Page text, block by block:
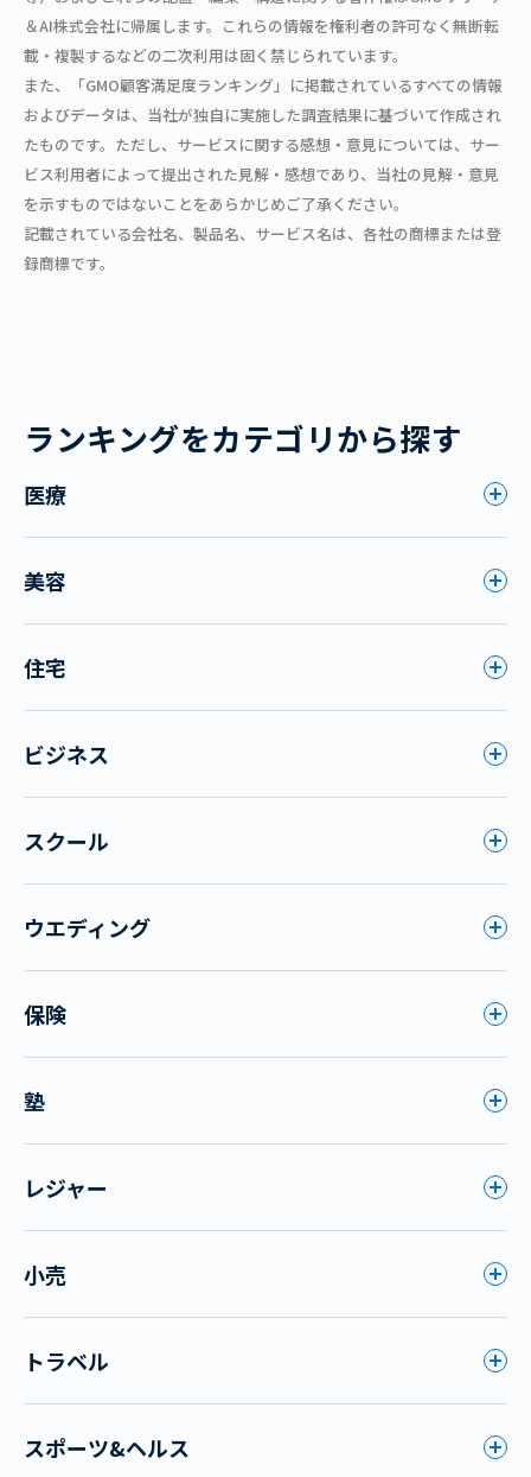
＆AI株式会社に帰属します。これらの情報を権利者の許可なく無断転
載・複製するなどの二次利用は固く禁じられています。
また、「GMO顧客満足度ランキング」に掲載されているすべての情報
およびデータは、当社が独自に実施した調査結果に基づいて作成され
たものです。ただし、サービスに関する感想・意見については、サー
ビス利用者によって提出された見解・感想であり、当社の見解・意見
を示すものではないことをあらかじめご了承ください。
記載されている会社名、製品名、サービス名は、各社の商標または登
録商標です。
ランキングをカテゴリから探す
医療
美容
住宅
ビジネス
スクール
ウエディング
保険
塾
レジャー
小売
トラベル
スポーツ&ヘルス